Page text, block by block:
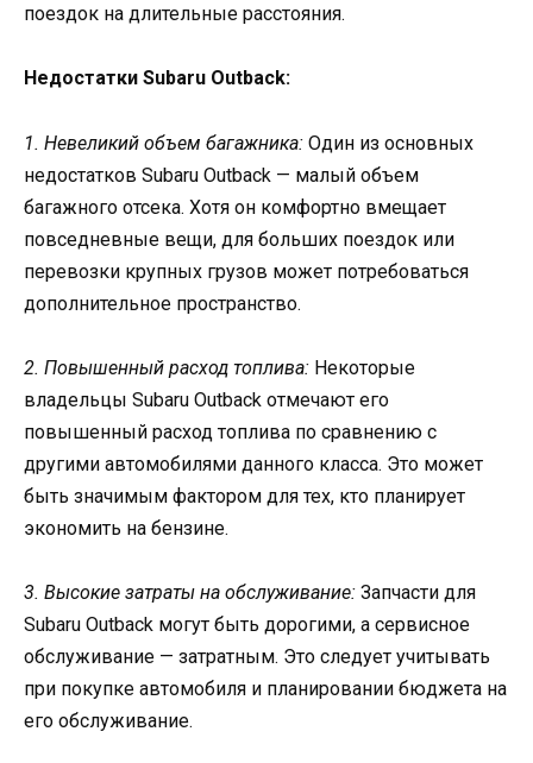
поездок на длительные расстояния.
Недостатки Subaru Outback:
1. Невеликий объем багажника: Один из основных
недостатков Subaru Outback — малый объем
багажного отсека. Хотя он комфортно вмещает
повседневные вещи, для больших поездок или
перевозки крупных грузов может потребоваться
дополнительное пространство.
2. Повышенный расход топлива: Некоторые
владельцы Subaru Outback отмечают его
повышенный расход топлива по сравнению с
другими автомобилями данного класса. Это может
быть значимым фактором для тех, кто планирует
экономить на бензине.
3. Высокие затраты на обслуживание: Запчасти для
Subaru Outback могут быть дорогими, а сервисное
обслуживание — затратным. Это следует учитывать
при покупке автомобиля и планировании бюджета на
его обслуживание.